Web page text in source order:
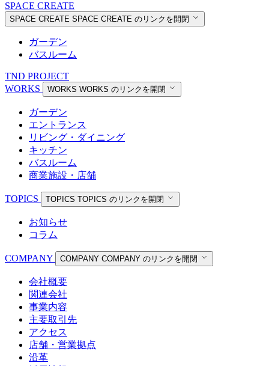
SPACE CREATE
SPACE CREATE SPACE CREATE のリンクを開閉
ガーデン
バスルーム
TND PROJECT
WORKS
WORKS WORKS のリンクを開閉
ガーデン
エントランス
リビング・ダイニング
キッチン
バスルーム
商業施設・店舗
TOPICS TOPICS TOPICS のリンクを開閉
お知らせ
コラム
COMPANY COMPANY COMPANY のリンクを開閉
会社概要
関連会社
事業内容
主要取引先
アクセス
店舗・営業拠点
沿革